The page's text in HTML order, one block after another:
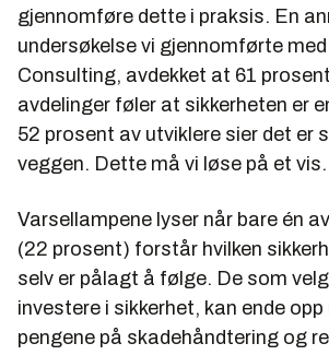
gjennomføre dette i praksis. En
undersøkelse vi gjennomførte
Consulting, avdekket at 61
avdelinger føler at sikkerheten er
52 prosent av utviklere sier det er
veggen. Dette må vi løse på et vis.
Varsellampene lyser når bare én
(22 prosent) forstår hvilken
selv er pålagt å følge. De som
investere i sikkerhet, kan ende opp
pengene på skadehåndtering og